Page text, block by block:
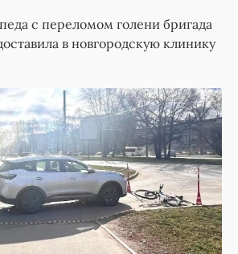
с переломом голени бригада
в новгородскую клинику